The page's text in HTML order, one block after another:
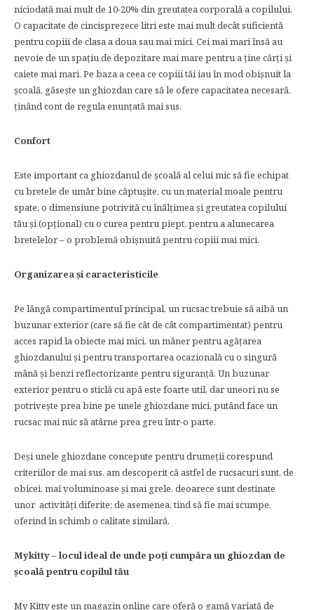
niciodată mai mult de 10-20% din greutatea corporală a copilului.
O capacitate de cincisprezece litri este mai mult decât suficientă
pentru copiii de clasa a doua sau mai mici. Cei mai mari însă au
nevoie de un spațiu de depozitare mai mare pentru a ține cărți și
caiete mai mari. Pe baza a ceea ce copiii tăi iau în mod obișnuit la
școală, găsește un ghiozdan care să le ofere capacitatea necesară,
ținând cont de regula enunțată mai sus.
Confort
Este important ca ghiozdanul de școală al celui mic să fie echipat
cu bretele de umăr bine căptușite, cu un material moale pentru
spate, o dimensiune potrivită cu înălțimea și greutatea copilului
tău și (opțional) cu o curea pentru piept, pentru a alunecarea
bretelelor – o problemă obișnuită pentru copiii mai mici.
Organizarea și caracteristicile
Pe lângă compartimentul principal, un rucsac trebuie să aibă un
buzunar exterior (care să fie cât de cât compartimentat) pentru
acces rapid la obiecte mai mici, un mâner pentru agățarea
ghiozdanului și pentru transportarea ocazională cu o singură
mână și benzi reflectorizante pentru siguranță. Un buzunar
exterior pentru o sticlă cu apă este foarte util, dar uneori nu se
potrivește prea bine pe unele ghiozdane mici, putând face un
rucsac mai mic să atârne prea greu într-o parte.
Deși unele ghiozdane concepute pentru drumeții corespund
criteriilor de mai sus, am descoperit că astfel de rucsacuri sunt, de
obicei, mai voluminoase și mai grele, deoarece sunt destinate
unor activități diferite; de asemenea, tind să fie mai scumpe,
oferind în schimb o calitate similară.
Mykitty – locul ideal de unde poți cumpăra un ghiozdan de
școală pentru copilul tău
My Kitty este un magazin online care oferă o gamă variată de